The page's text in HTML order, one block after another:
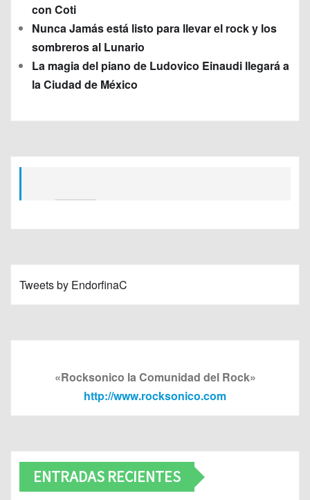
con Coti
Nunca Jamás está listo para llevar el rock y los
sombreros al Lunario
La magia del piano de Ludovico Einaudi llegará a
la Ciudad de México
Tweets by EndorfinaC
«Rocksonico la Comunidad del Rock»
http://www.rocksonico.com
ENTRADAS RECIENTES